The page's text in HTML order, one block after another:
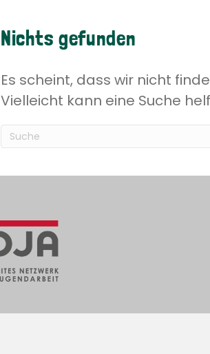
Nichts gefunden
Es scheint, dass wir nicht
Vielleicht kann eine Suche